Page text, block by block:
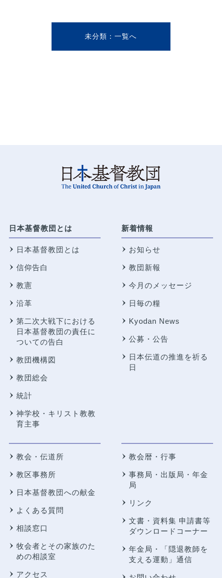
未分類
日本基督教団とは
日本基督教団とは
信仰告白
教憲
沿革
第二次大戦下における
日本基督教団の責任に
ついての告白
教団機構図
教団総会
統計
神学校・キリスト教教
育主事
新着情報
お知らせ
教団新報
今月のメッセージ
日毎の糧
Kyodan News
公募・公告
日本伝道の推進を祈る
日
教会・伝道所
教区事務所
日本基督教団への献金
よくある質問
相談窓口
牧会者とその家族のた
めの相談室
アクセス
教会暦・行事
事務局・出版局・年金
局
リンク
文書・資料集 申請書等
ダウンロードコーナー
年金局・
「隠退教師を
支える運動」通信